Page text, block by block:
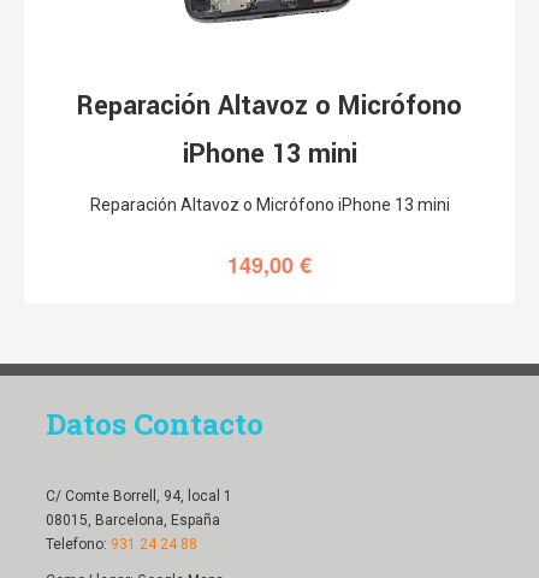
Reparación Altavoz o Micrófono
iPhone 13 mini
Reparación Altavoz o Micrófono iPhone 13 mini
149,00€
Datos Contacto
C/ Comte Borrell, 94, local 1
08015, Barcelona, España
Telefono: 931 24 24 88